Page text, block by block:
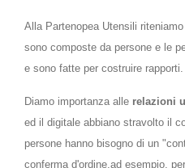
Alla Partenopea Utensili
sono composte da persone e le
e sono fatte per costruire rapporti.
Diamo importanza alle relazioni
ed il digitale abbiano stravolto il
persone hanno bisogno di un
conferma d'ordine,ad esempio,